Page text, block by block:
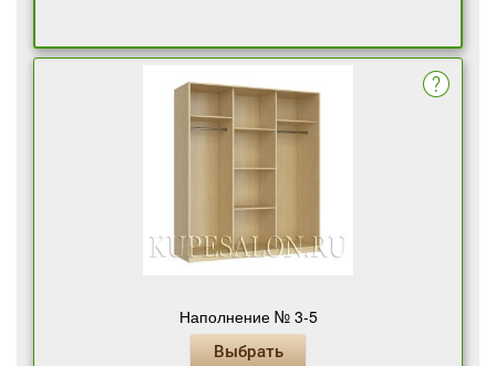
Наполнение № 3-5
Выбрать